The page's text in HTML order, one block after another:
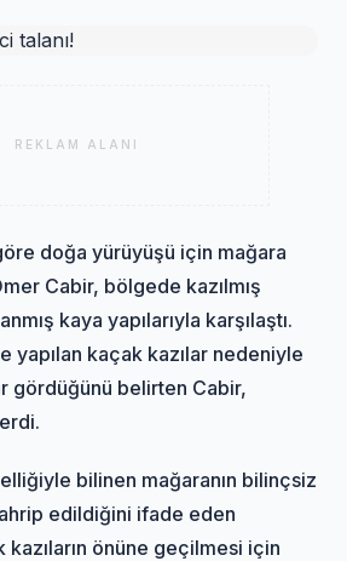
REKLAM ALANI
doğa yürüyüşü için mağara
Cabir, bölgede kazılmış
kaya yapılarıyla karşılaştı.
yapılan kaçak kazılar nedeniyle
gördüğünü belirten Cabir,
bilinen mağaranın bilinçsiz
edildiğini ifade eden
önüne geçilmesi için